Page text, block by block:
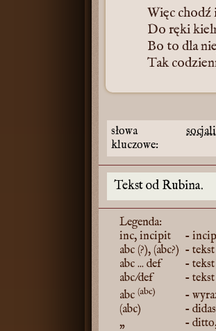
Więc chodź
Do ręki
Bo to dla
Tak
słowa
kluczowe:
Tekst od Rubina.
Legenda:
inc, incipit
-
abc (?), (abc?) - tekst
abc ... def
-
abc/def
-
abc (abc)
-
(abc)
-
„
-